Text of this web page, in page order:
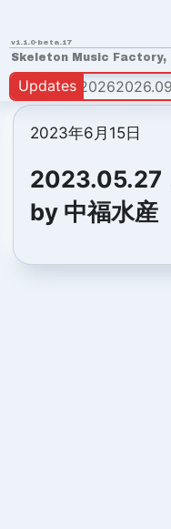
v1.1.0-beta.17
Skeleton Music Factory,
Updates
FEST 2026
2023年6月15日
2023.05.27
by 中福水産